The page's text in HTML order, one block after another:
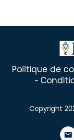
Politique de
-
Copyright